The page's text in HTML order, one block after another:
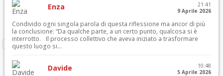
Enza
21:41
9 Aprile 2026
Condivido ogni singola parola di questa riflessione ma ancor di più
la conclusione: “Da qualche parte, a un certo punto, qualcosa si è
interrotto. Il processo collettivo che aveva iniziato a trasformare
questo luogo si...
Davide
10:48
5 Aprile 2026